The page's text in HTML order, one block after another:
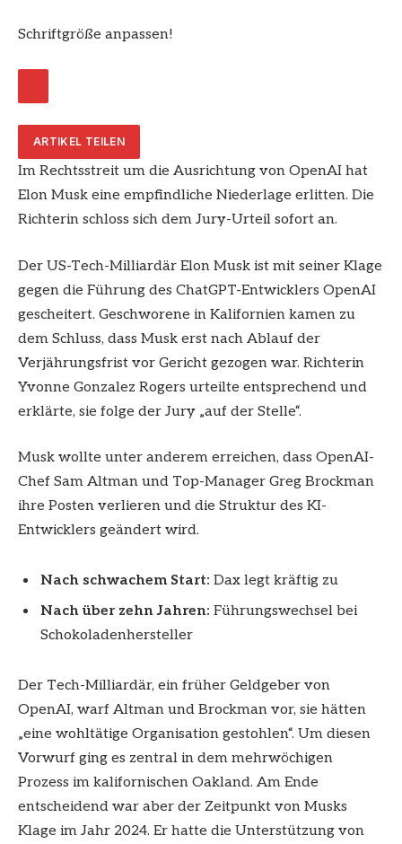
Schriftgröße anpassen!
ARTIKEL TEILEN
Im Rechtsstreit um die Ausrichtung von OpenAI hat
Elon Musk eine empfindliche Niederlage erlitten. Die
Richterin schloss sich dem Jury-Urteil sofort an.
Der US-Tech-Milliardär Elon Musk ist mit seiner Klage
gegen die Führung des ChatGPT-Entwicklers OpenAI
gescheitert. Geschworene in Kalifornien kamen zu
dem Schluss, dass Musk erst nach Ablauf der
Verjährungsfrist vor Gericht gezogen war. Richterin
Yvonne Gonzalez Rogers urteilte entsprechend und
erklärte, sie folge der Jury „auf der Stelle“.
Musk wollte unter anderem erreichen, dass OpenAI-
Chef Sam Altman und Top-Manager Greg Brockman
ihre Posten verlieren und die Struktur des KI-
Entwicklers geändert wird.
Nach schwachem Start: Dax legt kräftig zu
Nach über zehn Jahren: Führungswechsel bei
Schokoladenhersteller
Der Tech-Milliardär, ein früher Geldgeber von
OpenAI, warf Altman und Brockman vor, sie hätten
„eine wohltätige Organisation gestohlen“. Um diesen
Vorwurf ging es zentral in dem mehrwöchigen
Prozess im kalifornischen Oakland. Am Ende
entscheidend war aber der Zeitpunkt von Musks
Klage im Jahr 2024. Er hatte die Unterstützung von